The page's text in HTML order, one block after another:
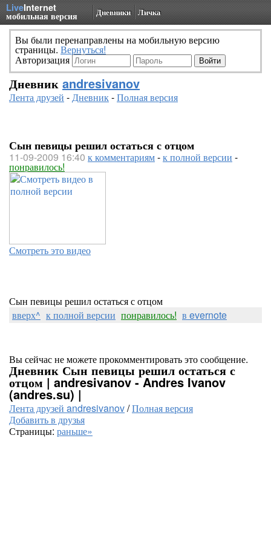
LiveInternet
мобильная версия Дневники Личка
Вы были перенаправлены на мобильную версию
страницы. Вернуться!
Авторизация
Дневник andresivanov
Лента друзей -Дневник-Полная версия
Сын певицы решил остаться с отцом
11-09-2009 16:40 к комментариям-к полной версии -
понравилось!
Смотреть это видео
Сын певицы решил остаться с отцом
вверх^ к полной версии понравилось! в evernote
Вы сейчас не можете прокомментировать это сообщение.
Дневник Сын певицы решил остаться с
отцом | andresivanov - Andres Ivanov
(andres.su) |
Лента друзей andresivanov/Полная версия
Добавить в друзья
Страницы: раньше»